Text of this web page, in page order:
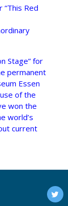
“This Red
Stage” for
permanent
Essen
of the
won the
world’s
current